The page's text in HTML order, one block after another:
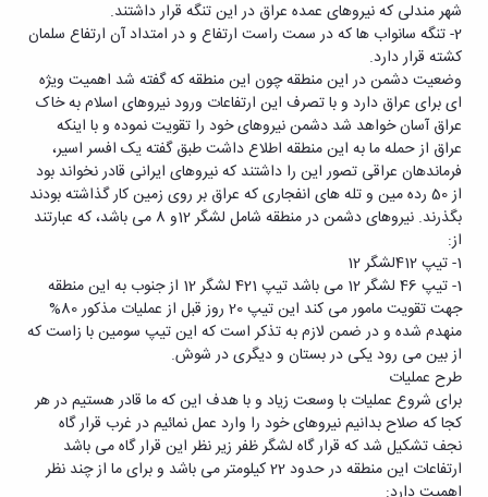
شهر مندلی که نیروهای عمده عراق در این تنگه قرار داشتند.
2- تنگه سانواب ها که در سمت راست ارتفاع و در امتداد آن ارتفاع سلمان
کشته قرار دارد.
وضعیت دشمن در این منطقه چون این منطقه که گفته شد اهمیت ویژه
ای برای عراق دارد و با تصرف این ارتفاعات ورود نیروهای اسلام به خاک
عراق آسان خواهد شد دشمن نیروهای خود را تقویت نموده و با اینکه
عراق از حمله ما به این منطقه اطلاع داشت طبق گفته یک افسر اسیر،
فرماندهان عراقی تصور این را داشتند که نیروهای ایرانی قادر نخواند بود
از 50 رده مین و تله های انفجاری که عراق بر روی زمین کار گذاشته بودند
بگذرند. نیروهای دشمن در منطقه شامل لشگر 12و 8 می باشد، که عبارتند
از:
1- تیپ 412لشگر 12
1- تیپ 46 لشگر 12 می باشد تیپ 421 لشگر 12 از جنوب به این منطقه
جهت تقویت مامور می کند این تیپ 20 روز قبل از عملیات مذکور 80%
منهدم شده و در ضمن لازم به تذکر است که این تیپ سومین با زاست که
از بین می رود یکی در بستان و دیگری در شوش.
طرح عملیات
برای شروع عملیات با وسعت زیاد و با هدف این که ما قادر هستیم در هر
کجا که صلاح بدانیم نیروهای خود را وارد عمل نمائیم در غرب قرار گاه
نجف تشکیل شد که قرار گاه لشگر ظفر زیر نظر این قرار گاه می باشد
ارتفاعات این منطقه در حدود 22 کیلومتر می باشد و برای ما از چند نظر